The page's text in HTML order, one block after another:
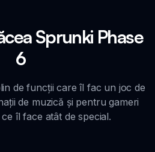
Sprunki Phase
6
de funcții care îl fac un joc de
de muzică și pentru gameri
îl face atât de special.